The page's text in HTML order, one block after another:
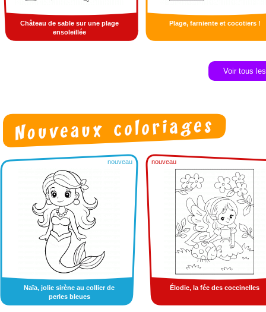
Château de sable sur une plage
ensoleillée
Plage, farniente et cocotiers !
Voir tous
nouveau
Naïa, jolie sirène au collier de
perles bleues
nouveau
Élodie, la fée des coccinelles